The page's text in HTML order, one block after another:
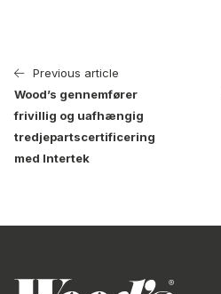
Previous article
Wood’s gennemfører
frivillig og uafhængig
tredjepartscertificering
med Intertek